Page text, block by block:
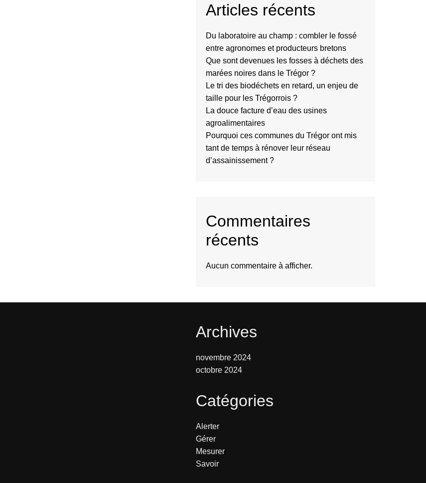
Articles récents
Du laboratoire au champ : combler le fossé
entre agronomes et producteurs bretons
Que sont devenues les fosses à déchets des
marées noires dans le Trégor ?
Le tri des biodéchets en retard, un enjeu de
taille pour les Trégorrois ?
La douce facture d’eau des usines
agroalimentaires
Pourquoi ces communes du Trégor ont mis
tant de temps à rénover leur réseau
d’assainissement ?
Commentaires
récents
Aucun commentaire à afficher.
Archives
novembre 2024
octobre 2024
Catégories
Alerter
Gérer
Mesurer
Savoir